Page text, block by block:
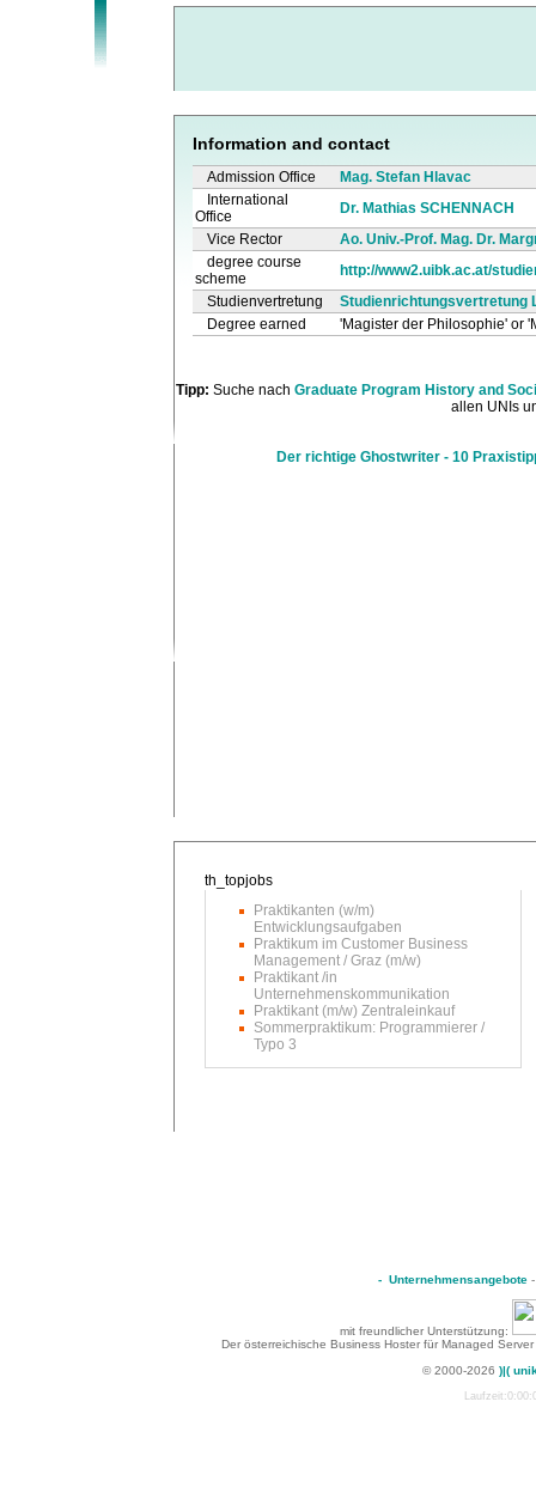
Information and contact
Admission Office
Mag. Stefan Hlavac
International
Office
Dr. Mathias SCHENNACH
Vice Rector
Ao. Univ.-Prof. Mag. Dr.
degree course
scheme
http://www2.uibk.ac.at/
Studienvertretung
Studienrichtungsvertretung
Degree earned
'Magister der Philosophie' or
Tipp: Suche nach Graduate Program History and
allen UNIs
Der richtige Ghostwriter - 10
Praktikanten (w/m)
Entwicklungsaufgaben
Praktikum im Customer Business
Management / Graz (m/w)
Praktikant /in
Unternehmenskommunikation
Praktikant (m/w) Zentraleinkauf
Sommerpraktikum: Programmierer /
Typo 3
- Unternehmensangebote
mit freundlicher Unterstützung:
Der österreichische Business Hoster für Managed
© 2000-2026 )|(